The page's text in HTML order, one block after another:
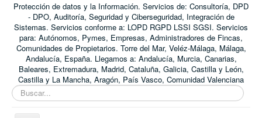
Protección de datos y la Información. Servicios de: Consultoría, DPD
- DPO, Auditoría, Seguridad y Ciberseguridad, Integración de
Sistemas. Servicios conforme a: LOPD RGPD LSSI SGSI. Servicios
para: Autónomos, Pymes, Empresas, Administradores de Fincas,
Comunidades de Propietarios. Torre del Mar, Veléz-Málaga, Málaga,
Andalucía, España. Llegamos a: Andalucía, Murcia, Canarias,
Baleares, Extremadura, Madrid, Cataluña, Galicia, Castilla y León,
Castilla y La Mancha, Aragón, País Vasco, Comunidad Valenciana
Buscar...